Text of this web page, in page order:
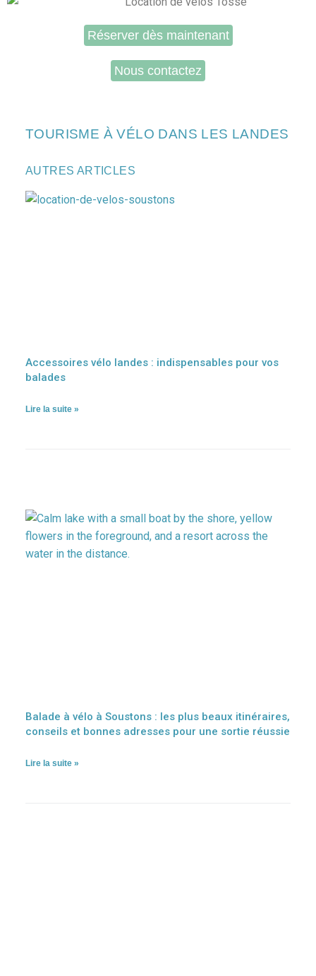
Réserver dès maintenant
Nous contactez
TOURISME À VÉLO DANS LES LANDES
AUTRES ARTICLES
Accessoires vélo landes : indispensables pour vos
balades
Lire la suite »
Balade à vélo à Soustons : les plus beaux itinéraires,
conseils et bonnes adresses pour une sortie réussie
Lire la suite »